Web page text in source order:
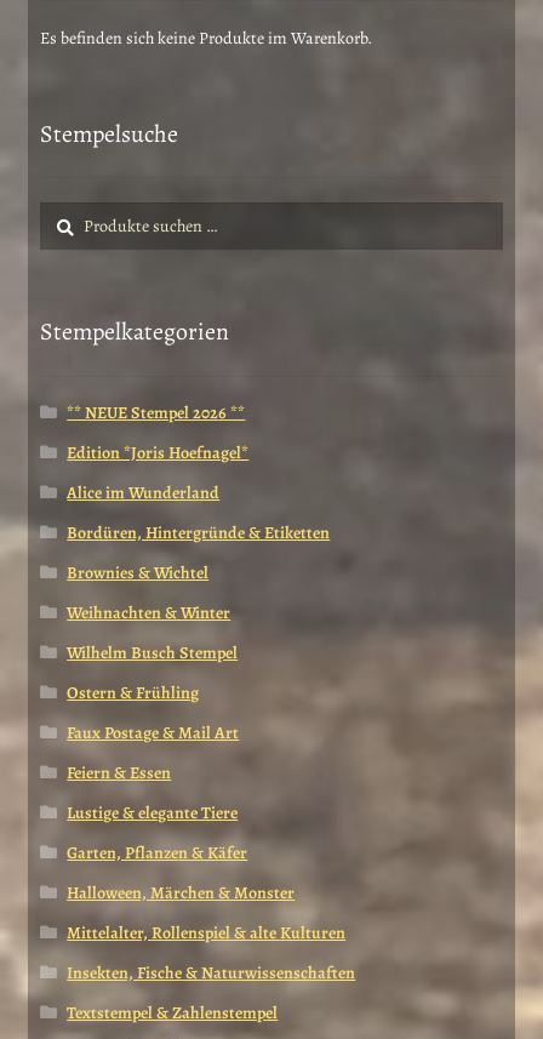
Es befinden sich keine Produkte im Warenkorb.
Stempelsuche
Suche
nach:
Suchen
Stempelkategorien
** NEUE Stempel 2026 **
Edition *Joris Hoefnagel*
Alice im Wunderland
Bordüren, Hintergründe & Etiketten
Brownies & Wichtel
Weihnachten & Winter
Wilhelm Busch Stempel
Ostern & Frühling
Faux Postage & Mail Art
Feiern & Essen
Lustige & elegante Tiere
Garten, Pflanzen & Käfer
Halloween, Märchen & Monster
Mittelalter, Rollenspiel & alte Kulturen
Insekten, Fische & Naturwissenschaften
Textstempel & Zahlenstempel